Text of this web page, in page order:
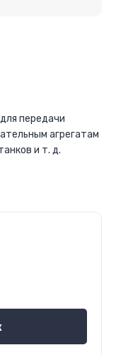
передачи
агрегатам
и т. д.